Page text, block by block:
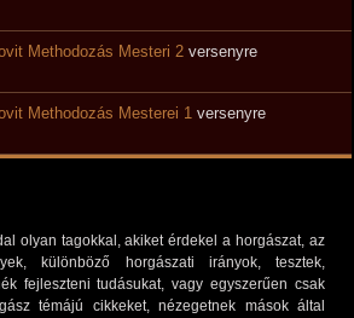
Methodozás Mesteri 2 versenyre
Methodozás Mesterei 1 versenyre
olyan tagokkal, akiket érdekel a horgászat, az
különböző horgászati irányok, tesztek,
fejleszteni tudásukat, vagy egyszerűen csak
témájú cikkeket, nézegetnek mások által